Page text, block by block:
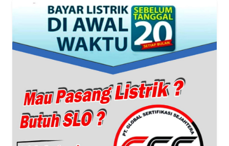
WN
KEPRI
PAPUA
WN
PAPUA
BARAT